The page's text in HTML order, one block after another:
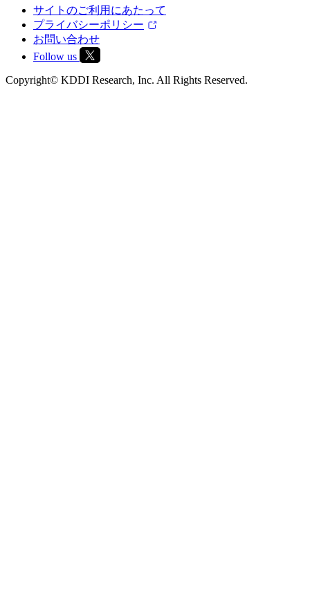
サイトのご利用にあたって
プライバシーポリシー
お問い合わせ
Follow us
Copyright© KDDI Research, Inc. All Rights Reserved.